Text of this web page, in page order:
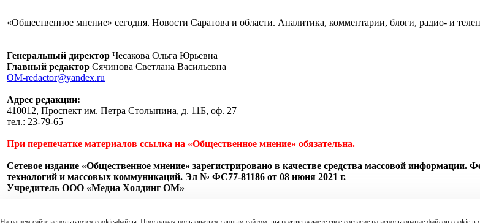
«Общественное мнение» сегодня. Новости Саратова и области. Аналитика, комментарии, блоги, радио- и
Генеральный директор Чесакова Ольга Юрьевна
Главный редактор Сячинова Светлана Васильевна
OM-redactor@yandex.ru
Адрес редакции:
410012, Проспект им. Петра Столыпина, д. 11Б, оф. 27
тел.: 23-79-65
При перепечатке материалов ссылка на «Общественное мнение» обязательна.
Сетевое издание «Общественное мнение» зарегистрировано в качестве средства массовой
технологий и массовых коммуникаций. Эл № ФС77-81186 от 08 июня 2021 г.
Учредитель ООО «Медиа Холдинг ОМ»